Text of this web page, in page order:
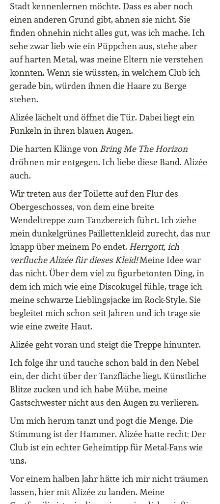
Stadt kennenlernen möchte. Dass es aber noch
einen anderen Grund gibt, ahnen sie nicht. Sie
finden ohnehin nicht alles gut, was ich mache. Ich
sehe zwar lieb wie ein Püppchen aus, stehe aber
auf harten Metal, was meine Eltern nie verstehen
konnten. Wenn sie wüssten, in welchem Club ich
gerade bin, würden ihnen die Haare zu Berge
stehen.
Alizée lächelt und öffnet die Tür. Dabei liegt ein
Funkeln in ihren blauen Augen.
Die harten Klänge von Bring Me The Horizon
dröhnen mir entgegen. Ich liebe diese Band. Alizée
auch.
Wir treten aus der Toilette auf den Flur des
Obergeschosses, von dem eine breite
Wendeltreppe zum Tanzbereich führt. Ich ziehe
mein dunkelgrünes Paillettenkleid zurecht, das nur
knapp über meinem Po endet. Herrgott, ich
verfluche Alizée für dieses Kleid!Meine Idee war
das nicht. Über dem viel zu figurbetonten Ding, in
dem ich mich wie eine Discokugel fühle, trage ich
meine schwarze Lieblingsjacke im Rock-Style. Sie
begleitet mich schon seit Jahren und ich trage sie
wie eine zweite Haut.
Alizée geht voran und steigt die Treppe hinunter.
Ich folge ihr und tauche schon bald in den Nebel
ein, der dicht über der Tanzfläche liegt. Künstliche
Blitze zucken und ich habe Mühe, meine
Gastschwester nicht aus den Augen zu verlieren.
Um mich herum tanzt und pogt die Menge. Die
Stimmung ist der Hammer. Alizée hatte recht: Der
Club ist ein echter Geheimtipp für Metal-Fans wie
uns.
Vor einem halben Jahr hätte ich mir nicht träumen
lassen, hier mit Alizée zu landen. Meine